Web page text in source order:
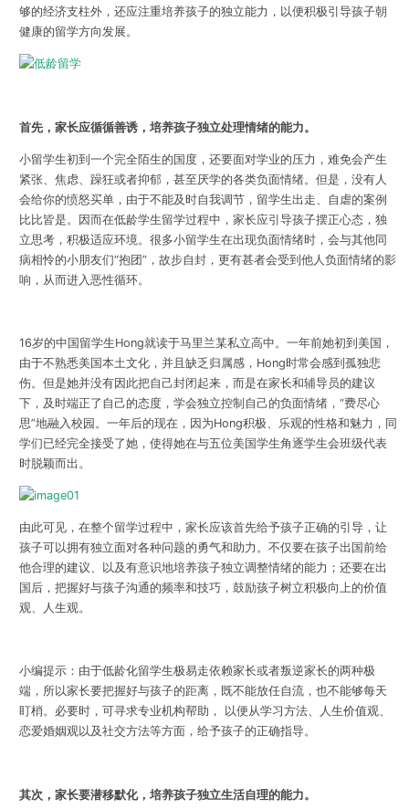
够的经济支柱外，还应注重培养孩子的独立能力，以便积极引导孩子朝
健康的留学方向发展。
首先，家长应循循善诱，培养孩子独立处理情绪的能力。
小留学生初到一个完全陌生的国度，还要面对学业的压力，难免会产生
紧张、焦虑、躁狂或者抑郁，甚至厌学的各类负面情绪。但是，没有人
会给你的愤怒买单，由于不能及时自我调节，留学生出走、自虐的案例
比比皆是。因而在低龄学生留学过程中，家长应引导孩子摆正心态，独
立思考，积极适应环境。很多小留学生在出现负面情绪时，会与其他同
病相怜的小朋友们“抱团”，故步自封，更有甚者会受到他人负面情绪的影
响，从而进入恶性循环。
16岁的中国留学生Hong就读于马里兰某私立高中。一年前她初到美国，
由于不熟悉美国本土文化，并且缺乏归属感，Hong时常会感到孤独悲
伤。但是她并没有因此把自己封闭起来，而是在家长和辅导员的建议
下，及时端正了自己的态度，学会独立控制自己的负面情绪，“费尽心
思”地融入校园。一年后的现在，因为Hong积极、乐观的性格和魅力，同
学们已经完全接受了她，使得她在与五位美国学生角逐学生会班级代表
时脱颖而出。
由此可见，在整个留学过程中，家长应该首先给予孩子正确的引导，让
孩子可以拥有独立面对各种问题的勇气和助力。不仅要在孩子出国前给
他合理的建议、以及有意识地培养孩子独立调整情绪的能力；还要在出
国后，把握好与孩子沟通的频率和技巧，鼓励孩子树立积极向上的价值
观、人生观。
小编提示：由于低龄化留学生极易走依赖家长或者叛逆家长的两种极
端，所以家长要把握好与孩子的距离，既不能放任自流，也不能够每天
盯梢。必要时，可寻求专业机构帮助， 以便从学习方法、人生价值观、
恋爱婚姻观以及社交方法等方面，给予孩子的正确指导。
其次，家长要潜移默化，培养孩子独立生活自理的能力。